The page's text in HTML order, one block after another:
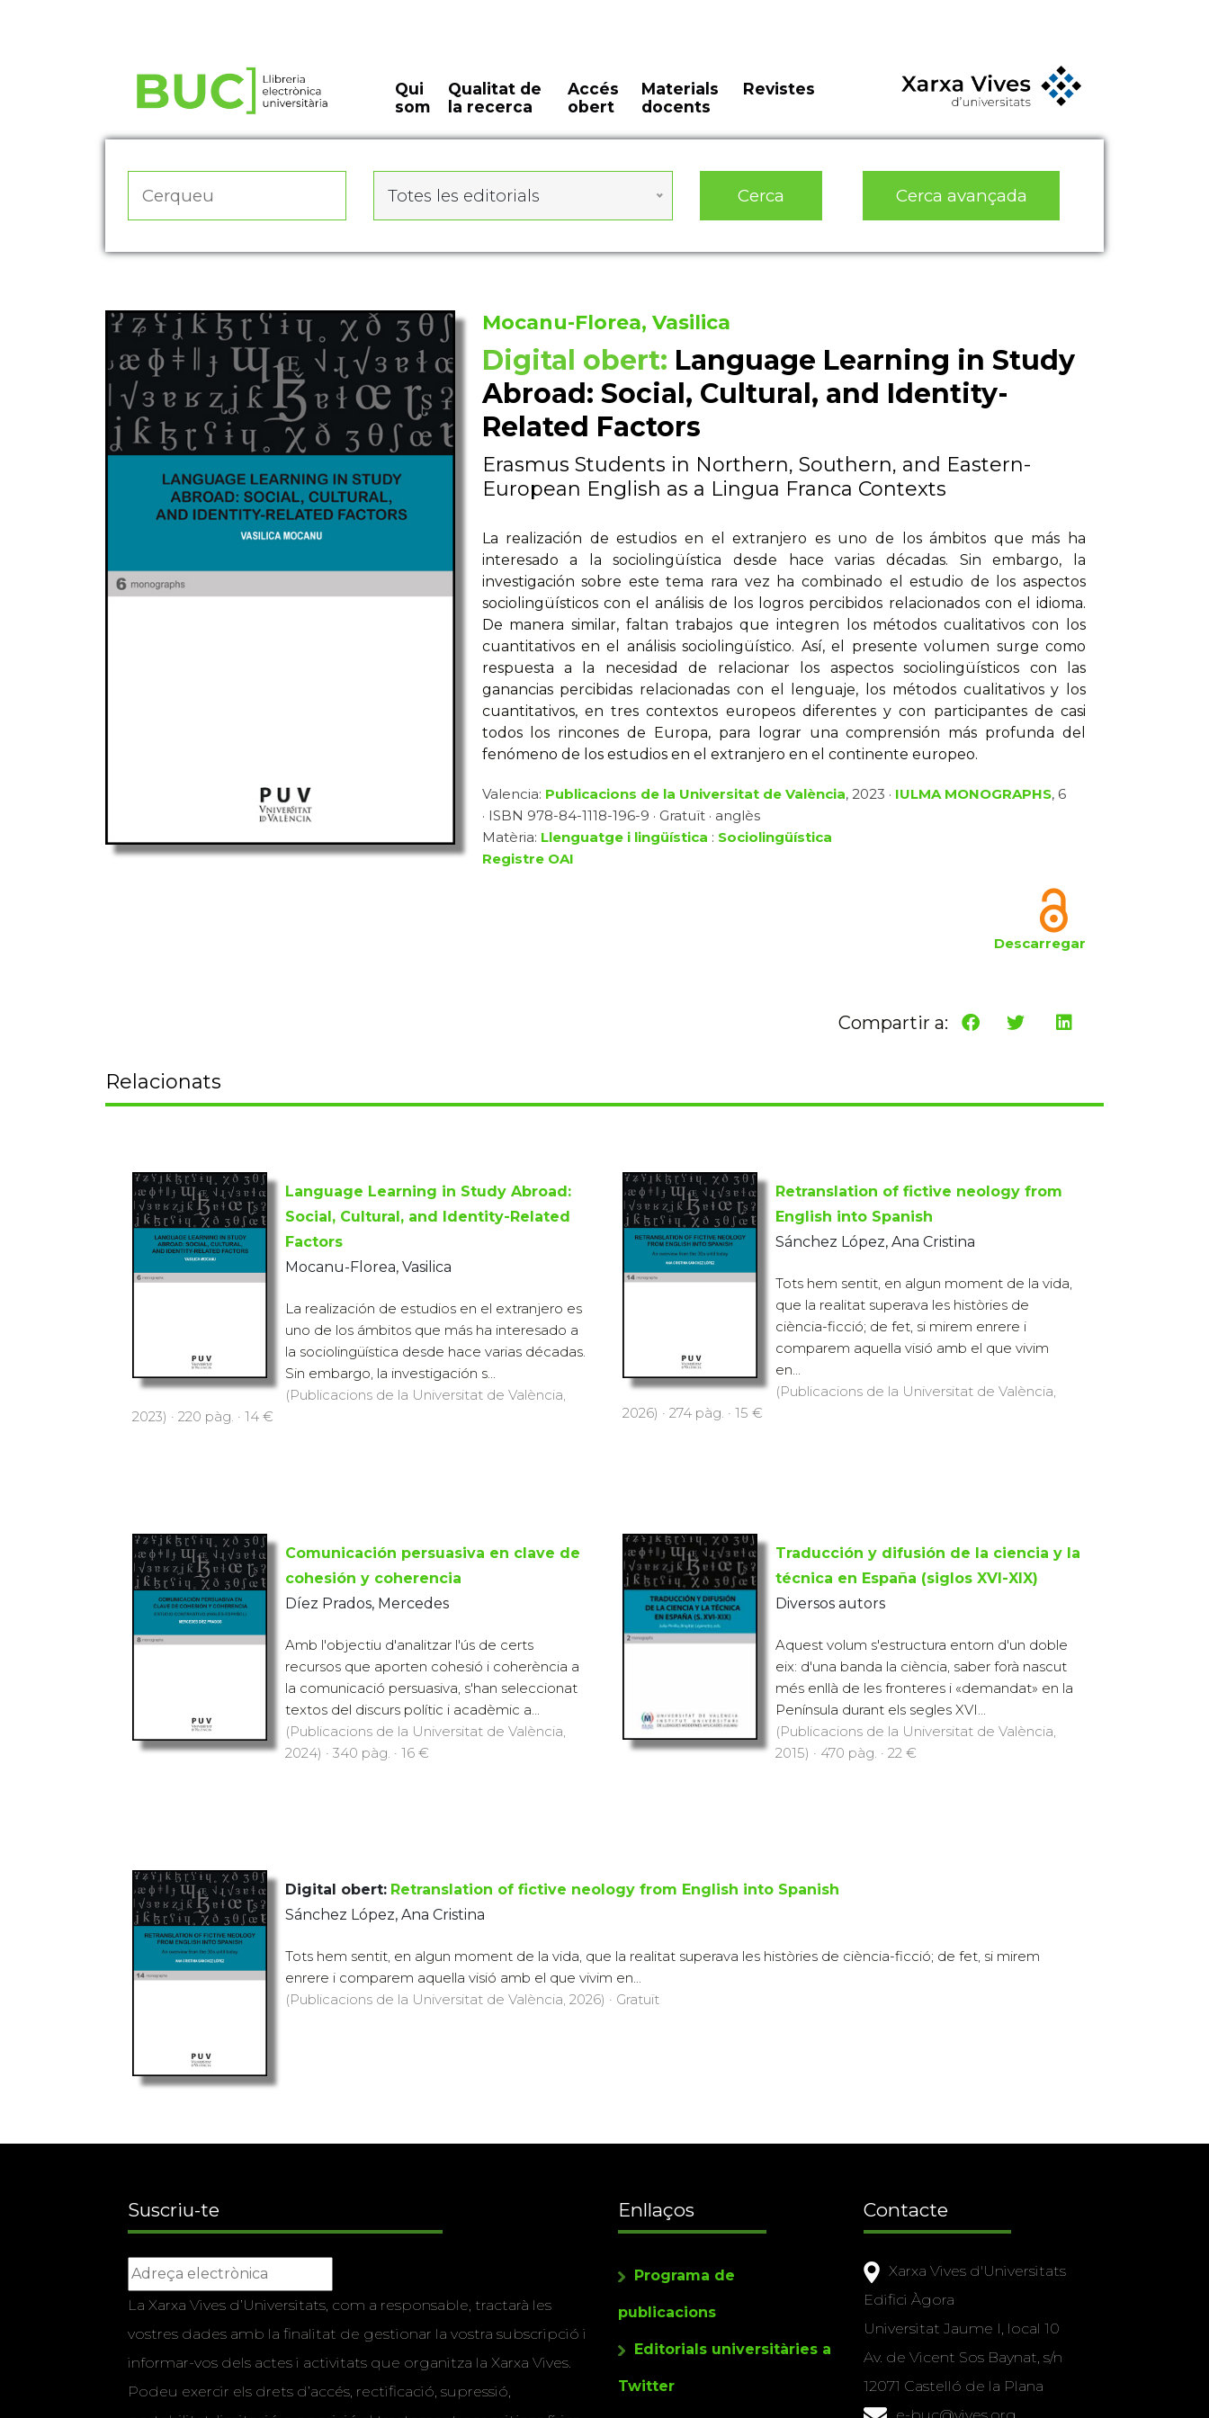
Qui
som
Qualitat de
la recerca
Accés
obert
Materials
docents
Revistes
Totes les editorials Cerca Cerca avançada
Mocanu-Florea, Vasilica
Digital obert: Language Learning in Study
Abroad: Social, Cultural, and Identity-
Related Factors
Erasmus Students in Northern, Southern, and Eastern-
European English as a Lingua Franca Contexts
La realización de estudios en el extranjero es uno de los ámbitos que más ha
interesado a la sociolingüística desde hace varias décadas. Sin embargo, la
investigación sobre este tema rara vez ha combinado el estudio de los aspectos
sociolingüísticos con el análisis de los logros percibidos relacionados con el idioma.
De manera similar, faltan trabajos que integren los métodos cualitativos con los
cuantitativos en el análisis sociolingüístico. Así, el presente volumen surge como
respuesta a la necesidad de relacionar los aspectos sociolingüísticos con las
ganancias percibidas relacionadas con el lenguaje, los métodos cualitativos y los
cuantitativos, en tres contextos europeos diferentes y con participantes de casi
todos los rincones de Europa, para lograr una comprensión más profunda del
fenómeno de los estudios en el extranjero en el continente europeo.
Valencia: Publicacions de la Universitat de València, 2023 · IULMA MONOGRAPHS, 6
· ISBN 978-84-1118-196-9 · Gratuït · anglès
Matèria: Llenguatge i lingüística : Sociolingüística
Registre OAI
Descarregar
Compartir a:
Relacionats
Language Learning in Study Abroad:
Social, Cultural, and Identity-Related
Factors
Mocanu-Florea, Vasilica
La realización de estudios en el extranjero es
uno de los ámbitos que más ha interesado a
la sociolingüística desde hace varias décadas.
Sin embargo, la investigación s...
(Publicacions de la Universitat de València,
2023) · 220 pàg. · 14 €
Retranslation of fictive neology from
English into Spanish
Sánchez López, Ana Cristina
Tots hem sentit, en algun moment de la vida,
que la realitat superava les històries de
ciència-ficció; de fet, si mirem enrere i
comparem aquella visió amb el que vivim
en...
(Publicacions de la Universitat de València,
2026) · 274 pàg. · 15 €
Comunicación persuasiva en clave de
cohesión y coherencia
Díez Prados, Mercedes
Amb l'objectiu d'analitzar l'ús de certs
recursos que aporten cohesió i coherència a
la comunicació persuasiva, s'han seleccionat
textos del discurs polític i acadèmic a...
(Publicacions de la Universitat de València,
2024) · 340 pàg. · 16 €
Traducción y difusión de la ciencia y la
técnica en España (siglos XVI-XIX)
Diversos autors
Aquest volum s'estructura entorn d'un doble
eix: d'una banda la ciència, saber forà nascut
més enllà de les fronteres i «demandat» en la
Península durant els segles XVI...
(Publicacions de la Universitat de València,
2015) · 470 pàg. · 22 €
Digital obert: Retranslation of fictive neology from English into Spanish
Sánchez López, Ana Cristina
Tots hem sentit, en algun moment de la vida, que la realitat superava les històries de ciència-ficció; de fet, si mirem
enrere i comparem aquella visió amb el que vivim en...
(Publicacions de la Universitat de València, 2026) · Gratuït
Suscriu-te
La Xarxa Vives d’Universitats, com a responsable, tractarà les
vostres dades amb la finalitat de gestionar la vostra subscripció i
informar-vos dels actes i activitats que organitza la Xarxa Vives.
Podeu exercir els drets d’accés, rectificació, supressió,
Enllaços
Programa de
publicacions
Editorials universitàries a
Twitter
Contacte
Xarxa Vives d'Universitats
Edifici Àgora
Universitat Jaume I, local 10
Av. de Vicent Sos Baynat, s/n
12071 Castelló de la Plana